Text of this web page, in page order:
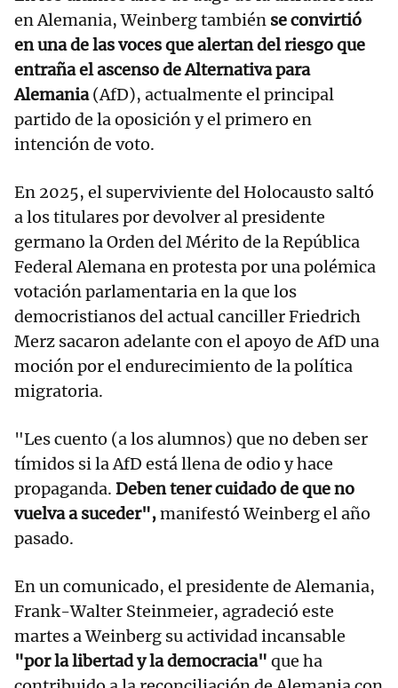
en Alemania, Weinberg también se convirtió
en una de las voces que alertan del riesgo que
entraña el ascenso de Alternativa para
Alemania(AfD), actualmente el principal
partido de la oposición y el primero en
intención de voto.
En 2025, el superviviente del Holocausto saltó
a los titulares por devolver al presidente
germano la Orden del Mérito de la República
Federal Alemana en protesta por una polémica
votación parlamentaria en la que los
democristianos del actual canciller Friedrich
Merz sacaron adelante con el apoyo de AfD una
moción por el endurecimiento de la política
migratoria.
"Les cuento (a los alumnos) que no deben ser
tímidos si la AfD está llena de odio y hace
propaganda. Deben tener cuidado de que no
vuelva a suceder",manifestó Weinberg el año
pasado.
En un comunicado, el presidente de Alemania,
Frank-Walter Steinmeier, agradeció este
martes a Weinberg su actividad incansable
"por la libertad y la democracia" que ha